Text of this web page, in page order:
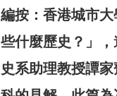
編按：香港城市
些什麼歷史？」
史系助理教授譚